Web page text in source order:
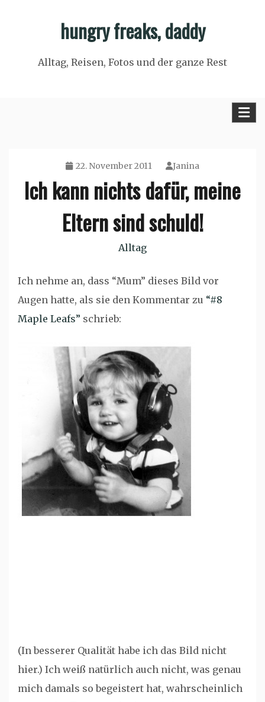
hungry freaks, daddy
Alltag, Reisen, Fotos und der ganze Rest
22. November 2011 Janina
Ich kann nichts dafür, meine
Eltern sind schuld!
Alltag
Ich nehme an, dass “Mum” dieses Bild vor
Augen hatte, als sie den Kommentar zu “#8
Maple Leafs” schrieb:
(In besserer Qualität habe ich das Bild nicht
hier.) Ich weiß natürlich auch nicht, was genau
mich damals so begeistert hat, wahrscheinlich